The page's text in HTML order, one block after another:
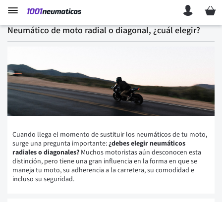
Mi
Neumático de moto radial o diagonal, ¿cuál elegir?
Cuando llega el momento de sustituir los neumáticos de tu moto,
surge una pregunta importante:¿debes elegir neumáticos
radiales o diagonales? Muchos motoristas aún desconocen esta
distinción, pero tiene una gran influencia en la forma en que se
maneja tu moto, su adherencia a la carretera, su comodidad e
incluso su seguridad.